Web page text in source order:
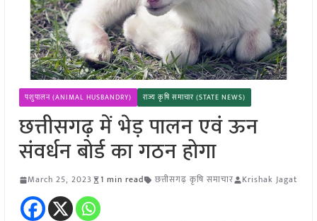
पशुपालन (ANIMAL HUSBANDRY) राज्य कृषि समाचार (STATE NEWS)
छत्तीसगढ़ में भेड़ पालन एवं ऊन
संवर्धन बोर्ड का गठन होगा
March 25, 2023 1 min read छत्तीसगढ़ कृषि समाचार Krishak Jagat